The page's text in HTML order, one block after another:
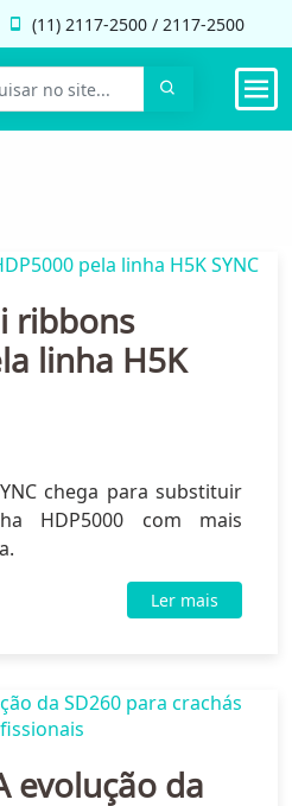
(11) 2117-2500 / 2117-2500
ribbons
linha H5K
chega para substituir
HDP5000 com mais
Ler mais
evolução da